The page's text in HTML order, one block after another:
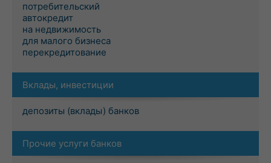
потребительский
автокредит
на недвижимость
для малого бизнеса
перекредитование
Вклады, инвестиции
депозиты (вклады) банков
Прочие услуги банков